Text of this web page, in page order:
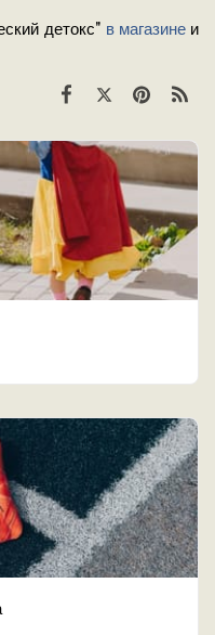
детокс" в магазинеи